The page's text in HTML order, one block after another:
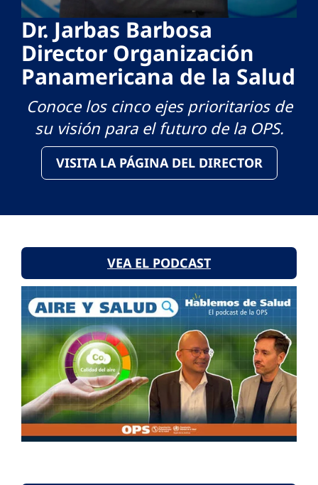
Dr. Jarbas Barbosa
Director Organización
Panamericana de la Salud
Conoce los cinco ejes prioritarios de
su visión para el futuro de la OPS.
VISITA LA PÁGINA DEL DIRECTOR
VEA EL PODCAST